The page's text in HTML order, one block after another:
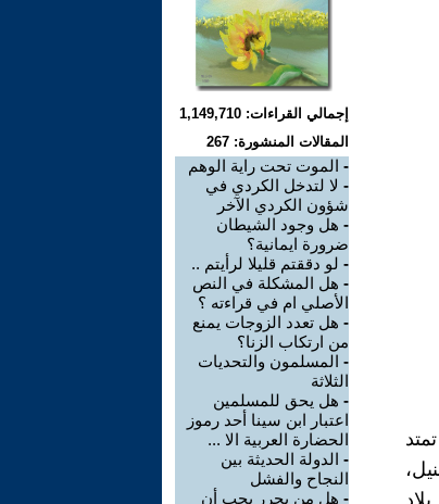
إجمالي القراءات: 1,149,710
المقالات المنشورة: 267
- الموت تحت راية الوهم
- لا لتدخل الكردي في
شؤون الكردي الآخر
- هل وجود الشيطان
ضرورة ايمانية؟
- لو دققتم قليلا لرأيتم ..
- هل المشكلة في النص
الأصلي ام في قراءته ؟
- هل تعدد الزوجات يمنع
من ارتكاب الزنا؟
- المسلمون والتحديات
الثلاثة
- هل يحق للمسلمين
اعتبار ابن سينا أحد رموز
الحضارة العربية الا ...
- الدولة الحديثة بين
النجاح والفشل
- هل من يحرر يجب أن